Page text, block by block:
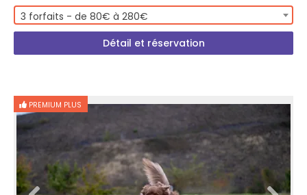
3 forfaits - de 80€ à 280€
Détail et réservation
PREMIUM PLUS